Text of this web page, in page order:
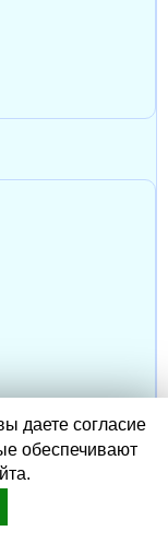
даете согласие
обеспечивают